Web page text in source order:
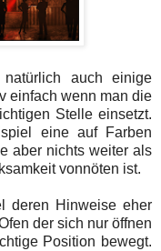
auch einige
einfach wenn man die
Stelle einsetzt.
eine auf Farben
aber nichts weiter als
vonnöten ist.
deren Hinweise eher
der sich nur öffnen
Position bewegt.